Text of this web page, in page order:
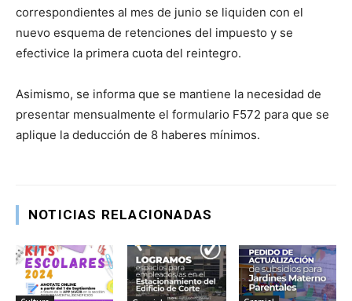
correspondientes al mes de junio se liquiden con el
nuevo esquema de retenciones del impuesto y se
efectivice la primera cuota del reintegro.
Asimismo, se informa que se mantiene la necesidad de
presentar mensualmente el formulario F572 para que se
aplique la deducción de 8 haberes mínimos.
NOTICIAS RELACIONADAS